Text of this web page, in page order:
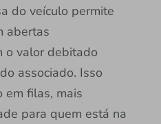
do veículo permite
abertas
o valor debitado
associado. Isso
em filas, mais
para quem está na